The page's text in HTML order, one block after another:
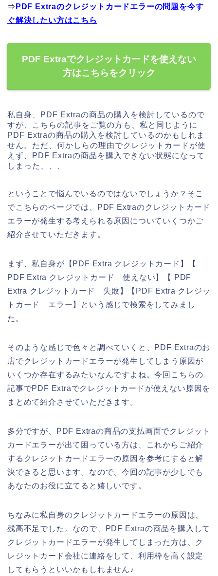
⇒ PDF Extraのクレジットカードエラーの問題を今す
ぐ解決したい方はこちら
PDF Extraでクレジットカードを使えない
方はこちらをクリック
私自身、PDF Extraの商品の購入を検討しているので
すが、こちらの記事をご覧の方も、私と同じように
PDF Extraの商品の購入を検討しているのかもしれま
せん。ただ、何かしらの理由でクレジットカードが使
えず、PDF Extraの商品を購入できない状態になって
しまった、、、
ということで悩んでいるのではないでしょうか？そこ
でこちらのページでは、PDF Extraのクレジットカード
エラーが発生する考えられる原因についていくつかご
紹介させていただきます。
まず、私自身が【PDF Extra クレジットカード】【
PDF Extra クレジットカード 使えない】【 PDF
Extra クレジットカード 失敗】【PDF Extra クレジッ
トカード エラー】という感じで検索をしてみまし
た。
そのような感じで色々と調べていくと、PDF Extraのお
店でクレジットカードエラーが発生してしまう原因が
いくつか存在するみたいなんですよね。今回こちらの
記事でPDF Extraでクレジットカードが使えない原因を
まとめて紹介させていただきます。
多分ですが、PDF Extraの商品の支払画面でクレジット
カードエラーが出て困っている方は、これからご紹介
するクレジットカードエラーの原因を参考にすると解
決できると思います。なので、今回の記事が少しでも
あなたのお役に立てると嬉しいです。
ちなみに私自身のクレジットカードエラーの原因は、
残高不足でした。なので、PDF Extraの商品を購入して
クレジットカードエラーが発生してしまった方は、ク
レジットカード会社に連絡をして、利用枠を高く設定
してもらうといいかもしれません♪